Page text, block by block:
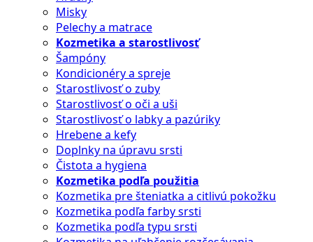
Misky
Pelechy a matrace
Kozmetika a starostlivosť
Šampóny
Kondicionéry a spreje
Starostlivosť o zuby
Starostlivosť o oči a uši
Starostlivosť o labky a pazúriky
Hrebene a kefy
Doplnky na úpravu srsti
Čistota a hygiena
Kozmetika podľa použitia
Kozmetika pre šteniatka a citlivú pokožku
Kozmetika podľa farby srsti
Kozmetika podľa typu srsti